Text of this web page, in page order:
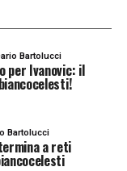
Bartolucci
per Ivanovic: il
Bartolucci
a reti